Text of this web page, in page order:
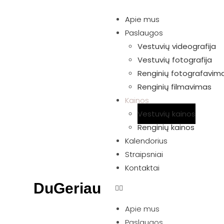
DuGeriau
Apie mus
Paslaugos
Vestuvių videografija
Vestuvių fotografija
Renginių
Renginių filmavimas
Kainos
Vestuvių kainos
Renginių kainos
Kalendorius
Straipsniai
Kontaktai
Apie mus